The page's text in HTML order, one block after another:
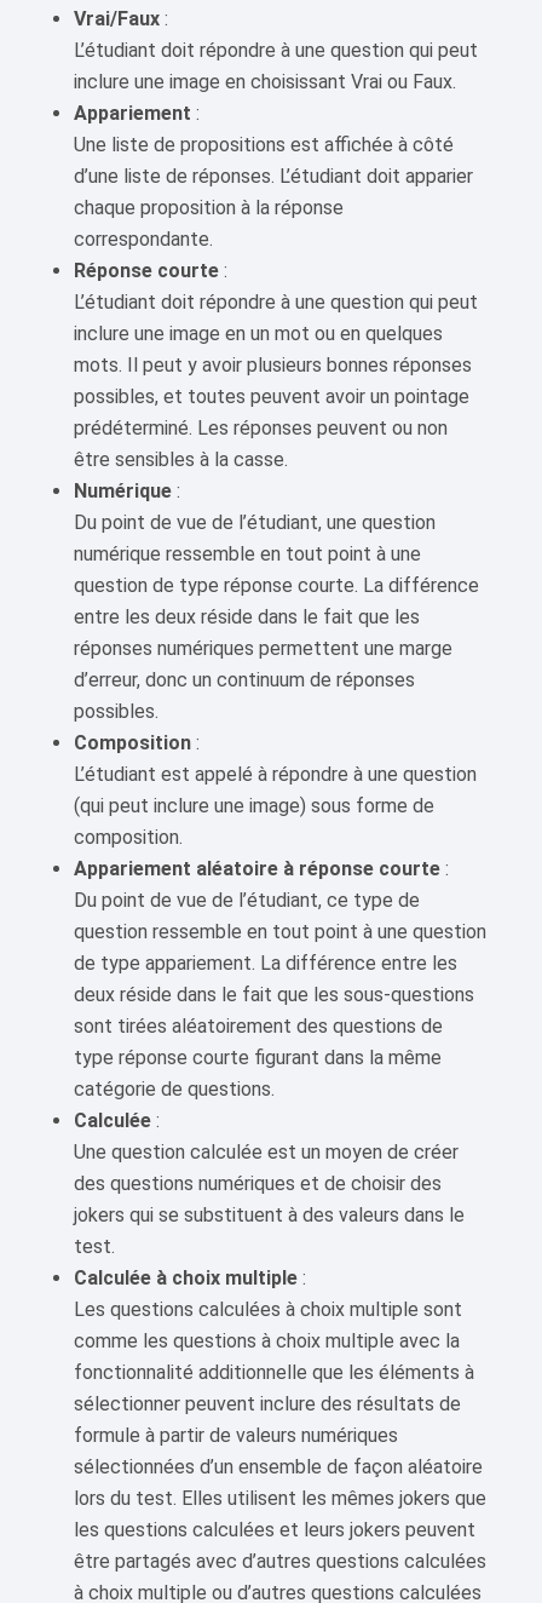
Vrai/Faux :
L’étudiant doit répondre à une question qui peut
inclure une image en choisissant Vrai ou Faux.
Appariement :
Une liste de propositions est affichée à côté
d’une liste de réponses. L’étudiant doit apparier
chaque proposition à la réponse
correspondante.
Réponse courte :
L’étudiant doit répondre à une question qui peut
inclure une image en un mot ou en quelques
mots. Il peut y avoir plusieurs bonnes réponses
possibles, et toutes peuvent avoir un pointage
prédéterminé. Les réponses peuvent ou non
être sensibles à la casse.
Numérique :
Du point de vue de l’étudiant, une question
numérique ressemble en tout point à une
question de type réponse courte. La différence
entre les deux réside dans le fait que les
réponses numériques permettent une marge
d’erreur, donc un continuum de réponses
possibles.
Composition :
L’étudiant est appelé à répondre à une question
(qui peut inclure une image) sous forme de
composition.
Appariement aléatoire à réponse courte :
Du point de vue de l’étudiant, ce type de
question ressemble en tout point à une question
de type appariement. La différence entre les
deux réside dans le fait que les sous-questions
sont tirées aléatoirement des questions de
type réponse courte figurant dans la même
catégorie de questions.
Calculée :
Une question calculée est un moyen de créer
des questions numériques et de choisir des
jokers qui se substituent à des valeurs dans le
test.
Calculée à choix multiple :
Les questions calculées à choix multiple sont
comme les questions à choix multiple avec la
fonctionnalité additionnelle que les éléments à
sélectionner peuvent inclure des résultats de
formule à partir de valeurs numériques
sélectionnées d’un ensemble de façon aléatoire
lors du test. Elles utilisent les mêmes jokers que
les questions calculées et leurs jokers peuvent
être partagés avec d’autres questions calculées
à choix multiple ou d’autres questions calculées